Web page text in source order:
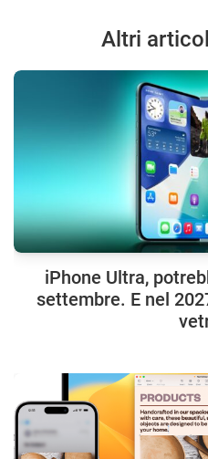
Altri
iPhone Ultra,
settembre. E nel